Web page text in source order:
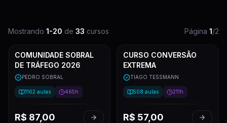
Mostrando 1-20 de 33 cursos Página 1/2
COMUNIDADE SOBRAL
DE TRÁFEGO 2026
PEDRO SOBRAL
1162 aulas 465h
R$ 87,00
CURSO CONVERSÃO
EXTREMA
TIAGO TESSMANN
508 aulas 211h
R$ 57,00